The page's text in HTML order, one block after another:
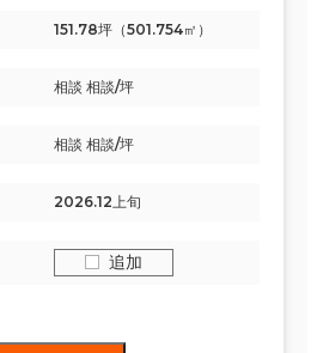
151.78坪（501.754㎡）
相談 相談/坪
相談 相談/坪
2026.12上旬
追加